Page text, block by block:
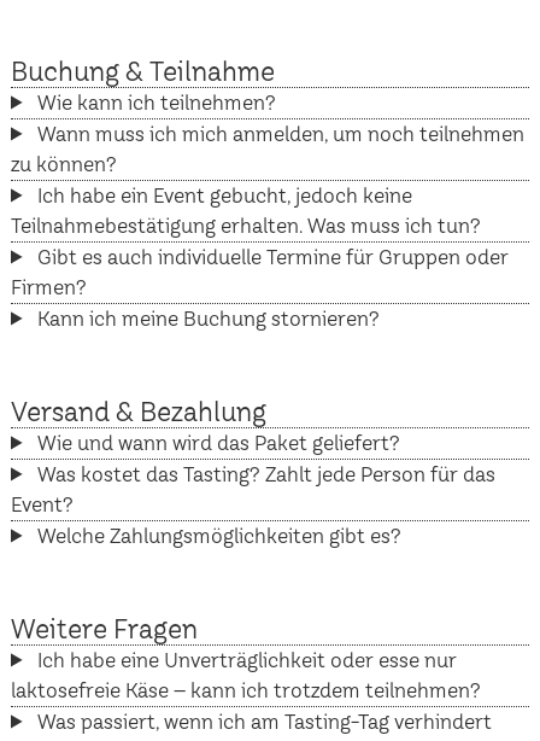
Buchung & Teilnahme
Wie kann ich teilnehmen?
Wann muss ich mich anmelden, um noch teilnehmen
zu können?
Ich habe ein Event gebucht, jedoch keine
Teilnahmebestätigung erhalten. Was muss ich tun?
Gibt es auch individuelle Termine für Gruppen oder
Firmen?
Kann ich meine Buchung stornieren?
Versand & Bezahlung
Wie und wann wird das Paket geliefert?
Was kostet das Tasting? Zahlt jede Person für das
Event?
Welche Zahlungsmöglichkeiten gibt es?
Weitere Fragen
Ich habe eine Unverträglichkeit oder esse nur
laktosefreie Käse – kann ich trotzdem teilnehmen?
Was passiert, wenn ich am Tasting-Tag verhindert